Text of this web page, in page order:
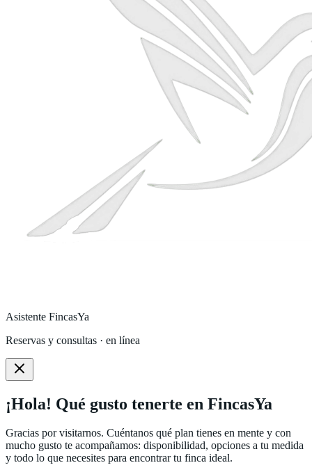
Asistente FincasYa
Reservas y consultas · en línea
¡Hola! Qué gusto tenerte en FincasYa
Gracias por visitarnos. Cuéntanos qué plan tienes en mente y con
mucho gusto te acompañamos: disponibilidad, opciones a tu medida
y todo lo que necesites para encontrar tu finca ideal.